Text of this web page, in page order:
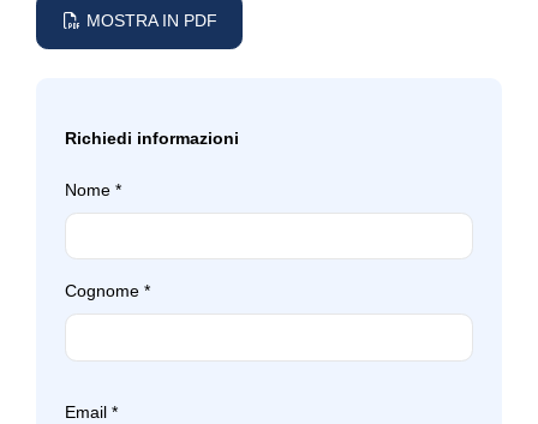
Selettore stile di guida
Sicurezza
Sistema di chiamata d'emergenza
Sistema di guida assistita
MOSTRA IN PDF
Richiedi informazioni
Nome *
Cognome *
Email *